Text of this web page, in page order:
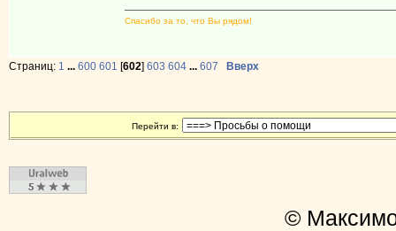
Спасибо за то, что Вы рядом!
Страниц: 1 ... 600 601 [602] 603 604 ... 607 Вверх
Перейти в:
©